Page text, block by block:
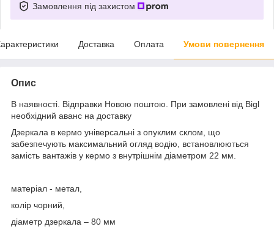
Замовлення під захистом
Доставка Оплата Умови повернення
Опис
В наявності. Відправки Новою поштою. При замовлені від Bigl
необхідний аванс на доставку
Дзеркала в кермо універсальні з опуклим склом, що
забезпечують максимальний огляд водію, встановлюються
замість вантажів у кермо з внутрішнім діаметром 22 мм.
матеріал - метал,
колір чорний,
діаметр дзеркала – 80 мм